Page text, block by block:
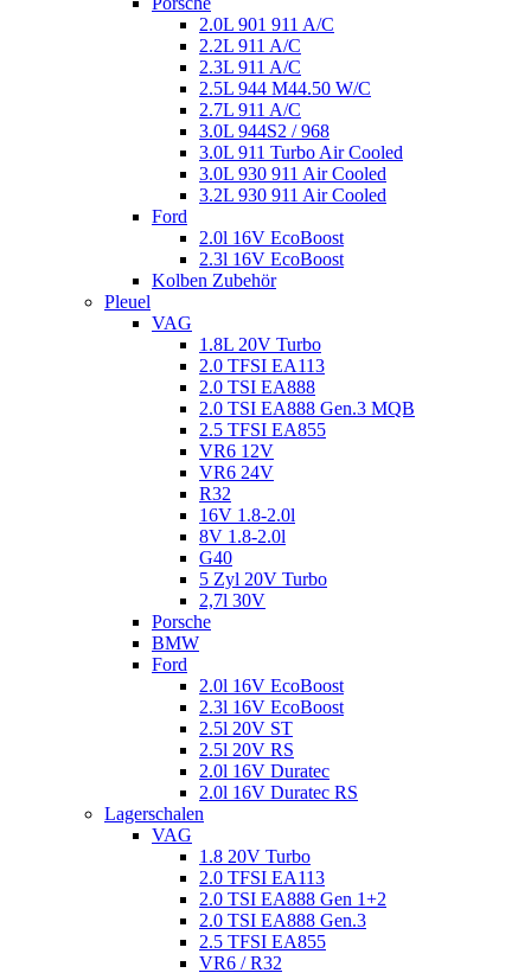
2.0L 901 911 A/C
2.2L 911 A/C
2.3L 911 A/C
2.5L 944 M44.50 W/C
2.7L 911 A/C
3.0L 944S2 / 968
3.0L 911 Turbo Air Cooled
3.0L 930 911 Air Cooled
3.2L 930 911 Air Cooled
Ford
2.0l 16V EcoBoost
2.3l 16V EcoBoost
Kolben Zubehör
Pleuel
VAG
1.8L 20V Turbo
2.0 TFSI EA113
2.0 TSI EA888
2.0 TSI EA888 Gen.3 MQB
2.5 TFSI EA855
VR6 12V
VR6 24V
R32
16V 1.8-2.0l
8V 1.8-2.0l
G40
5 Zyl 20V Turbo
2,7l 30V
Porsche
BMW
Ford
2.0l 16V EcoBoost
2.3l 16V EcoBoost
2.5l 20V ST
2.5l 20V RS
2.0l 16V Duratec
2.0l 16V Duratec RS
Lagerschalen
VAG
1.8 20V Turbo
2.0 TFSI EA113
2.0 TSI EA888 Gen 1+2
2.0 TSI EA888 Gen.3
2.5 TFSI EA855
VR6 / R32